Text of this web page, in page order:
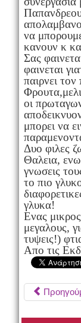
να
κανουν κ
Σας
φαινεται
παιρνει
οι
μπορει να
Δυο φιλες
Θαλεια,
γνωσεις
το πιο
γλυκα!
Ενας
μεγαλους,
τυψεις!)
Απο τις